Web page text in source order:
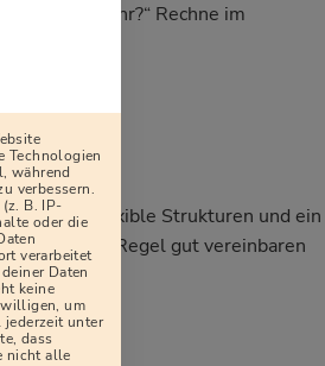
Feuerwehr?“ Rechne im
flexible Strukturen und ein
in aller Regel gut vereinbaren
Technologien
während
verbessern.
B. IP-
oder die
verarbeitet
Daten
keine
um
jederzeit unter
dass
nicht alle